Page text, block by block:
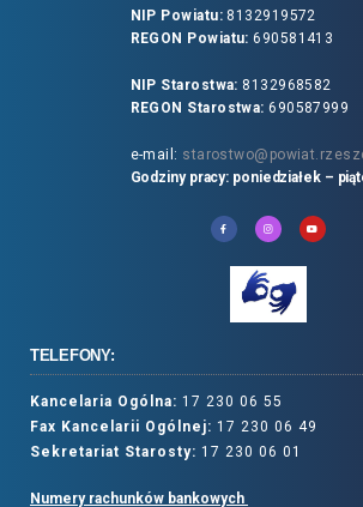
NIP Powiatu:8132919572
REGON Powiatu: 690581413
NIP Starostwa: 8132968582
REGON Starostwa: 690587999
e-mail:
Godziny pracy: poniedziałek –
TELEFONY:
Kancelaria Ogólna: 17 230 06 55
Fax Kancelarii Ogólnej: 17 230 06 49
Sekretariat Starosty: 17 230 06 01
Numery rachunków bankowych